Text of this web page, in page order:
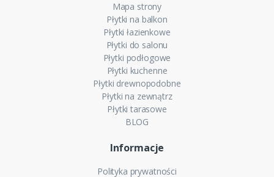
Mapa strony
Płytki na balkon
Płytki łazienkowe
Płytki do salonu
Płytki podłogowe
Płytki kuchenne
Płytki drewnopodobne
Płytki na zewnątrz
Płytki tarasowe
BLOG
Informacje
Polityka prywatności